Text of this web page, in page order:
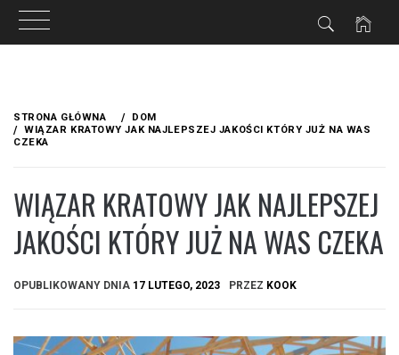
treści
STRONA GŁÓWNA
DOM
WIĄZAR KRATOWY JAK NAJLEPSZEJ JAKOŚCI KTÓRY JUŻ NA WAS
CZEKA
WIĄZAR KRATOWY JAK NAJLEPSZEJ
JAKOŚCI KTÓRY JUŻ NA WAS CZEKA
OPUBLIKOWANY DNIA 17 LUTEGO, 2023 PRZEZ KOOK